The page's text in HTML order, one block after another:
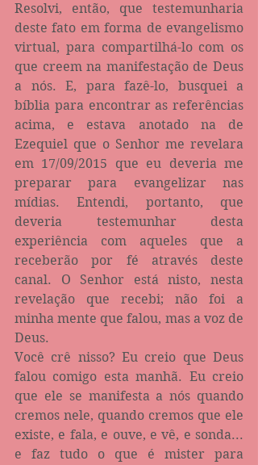
Resolvi, então, que testemunharia
deste fato em forma de evangelismo
virtual, para compartilhá-lo com os
que creem na manifestação de Deus
a nós. E, para fazê-lo, busquei a
bíblia para encontrar as referências
acima, e estava anotado na de
Ezequiel que o Senhor me revelara
em 17/09/2015 que eu deveria me
preparar para evangelizar nas
mídias. Entendi, portanto, que
deveria testemunhar desta
experiência com aqueles que a
receberão por fé através deste
canal. O Senhor está nisto, nesta
revelação que recebi; não foi a
minha mente que falou, mas a voz de
Deus.
Você crê nisso? Eu creio que Deus
falou comigo esta manhã. Eu creio
que ele se manifesta a nós quando
cremos nele, quando cremos que ele
existe, e fala, e ouve, e vê, e sonda...
e faz tudo o que é mister para